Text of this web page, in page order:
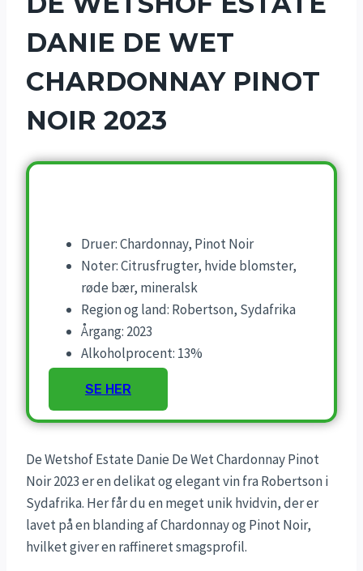
DANIE DE WET
CHARDONNAY PINOT
NOIR 2023
Druer: Chardonnay, Pinot Noir
Noter: Citrusfrugter, hvide blomster,
røde bær, mineralsk
Region og land: Robertson, Sydafrika
Årgang: 2023
Alkoholprocent: 13%
SE HER
De Wetshof Estate Danie De Wet Chardonnay Pinot
Noir 2023 er en delikat og elegant vin fra Robertson i
Sydafrika. Her får du en meget unik hvidvin, der er
lavet på en blanding af Chardonnay og Pinot Noir,
hvilket giver en raffineret smagsprofil.